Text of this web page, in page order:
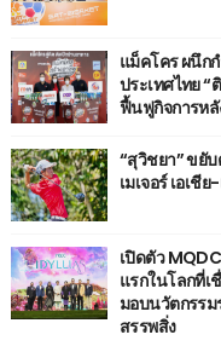
แม็คโคร ผนึก
ประเทศไทย
ฟื้นฟูกิจการห
“สุวิชยา” ขยั
เมเจอร์ เอเชี
เปิดตัว
แรกในโลกที่เ
มอบนวัตกรร
สรรพสิ่ง